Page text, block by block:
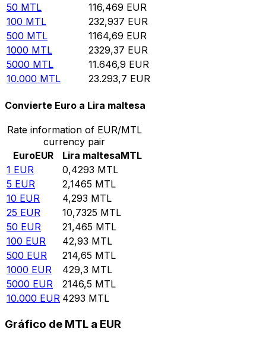
50 MTL 116,469 EUR
100 MTL 232,937 EUR
500 MTL 1164,69 EUR
1000 MTL 2329,37 EUR
5000 MTL 11.646,9 EUR
10.000 MTL 23.293,7 EUR
Convierte Euro a Lira maltesa
Rate information of EUR/MTL
currency pair
EuroEUR Lira maltesaMTL
1 EUR 0,4293 MTL
5 EUR 2,1465 MTL
10 EUR 4,293 MTL
25 EUR 10,7325 MTL
50 EUR 21,465 MTL
100 EUR 42,93 MTL
500 EUR 214,65 MTL
1000 EUR 429,3 MTL
5000 EUR 2146,5 MTL
10.000 EUR 4293 MTL
Gráfico de MTL a EUR